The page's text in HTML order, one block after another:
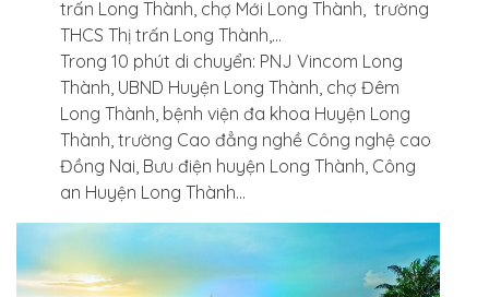
trấn Long Thành, chợ Mới Long Thành, trường
THCS Thị trấn Long Thành,…
Trong 10 phút di chuyển: PNJ Vincom Long
Thành, UBND Huyện Long Thành, chợ Đêm
Long Thành, bệnh viện đa khoa Huyện Long
Thành, trường Cao đẳng nghề Công nghệ cao
Đồng Nai, Bưu điện huyện Long Thành, Công
an Huyện Long Thành…